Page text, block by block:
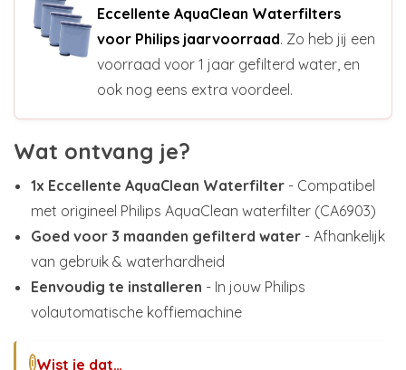
Eccellente AquaClean Waterfilters
voor Philips jaarvoorraad. Zo heb jij een
voorraad voor 1 jaar gefilterd water, en
ook nog eens extra voordeel.
Wat ontvang je?
1x Eccellente AquaClean Waterfilter - Compatibel
met origineel Philips AquaClean waterfilter (CA6903)
Goed voor 3 maanden gefilterd water - Afhankelijk
van gebruik & waterhardheid
Eenvoudig te installeren - In jouw Philips
volautomatische koffiemachine
i Wist je dat…